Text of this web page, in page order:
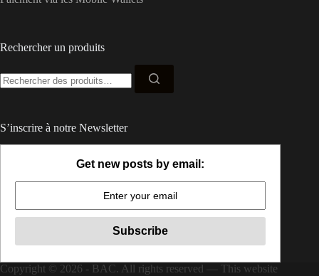
Rechercher un produits
pour :
S’inscrire à notre Newsletter
Get new posts by email:
Copyright © 2026 - BAC. All rights reserved — This website